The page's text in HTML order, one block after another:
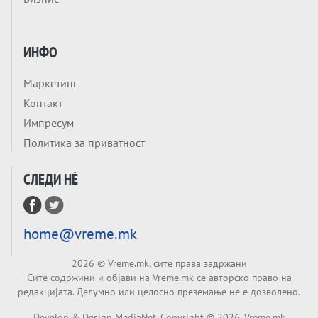
Европа од Русија?!
Анализа
Кој се плаши од гласачите? СДСМ И
ЛЕВИЦА БЛОКИРААТ ПРАВО НА
ГЛАСАЊЕ ЗА НАД 200.000 ЛУЃЕ!
Тема
ИНФО
Маркетинг
Контакт
Импресум
Политика за приватност
СЛЕДИ НÈ
home@vreme.mk
2026 © Vreme.mk, сите права задржани
Сите содржини и објави на Vreme.mk се авторско право на
редакцијата. Делумно или целосно преземање не е дозволено.